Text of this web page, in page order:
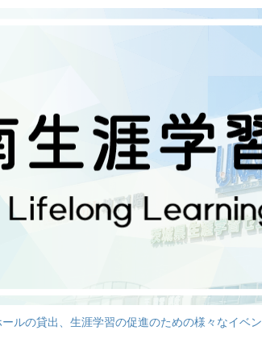
ルの貸出、生涯学習の促進のための様々なイベン